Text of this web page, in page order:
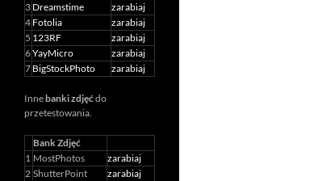
3 Dreamstime
zarabiaj
4 Fotolia
zarabiaj
5 123RF
zarabiaj
6YayMicro
zarabiaj
7 BigStockPhoto zarabiaj
Innebanki zdjęćdo
przetestowania.
Bank Zdjęć
1 MostPhotos
zarabiaj
2 ShutterPoint
zarabiaj